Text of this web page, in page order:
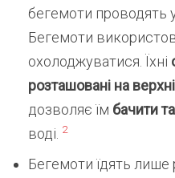
бегемоти проводять
Бегемоти
охолоджуватися. Їхні
розташовані на
дозволяє їм бачити
воді. 2
Бегемоти їдять лише